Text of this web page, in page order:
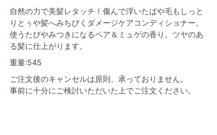
自然の力で美髪レタッチ！傷んで浮いたぱや毛もしっと
りとぅや髪へみちびくダメージケアコンディショナー。
使うたびやみつきになるペア＆ミュゲの香り。ツヤのあ
る髪に仕上がります。
重量:545
ご注文後のキャンセルは原則、承っておりません。
事前に十分にご検討いただいた上でご注文ください。